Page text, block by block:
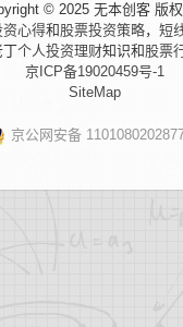
© 2025 无本创客 版
心得和 股票投资策略， 短
丁个人投资理财知识和 股票
京ICP备19020459号-1
SiteMap
京公网安备